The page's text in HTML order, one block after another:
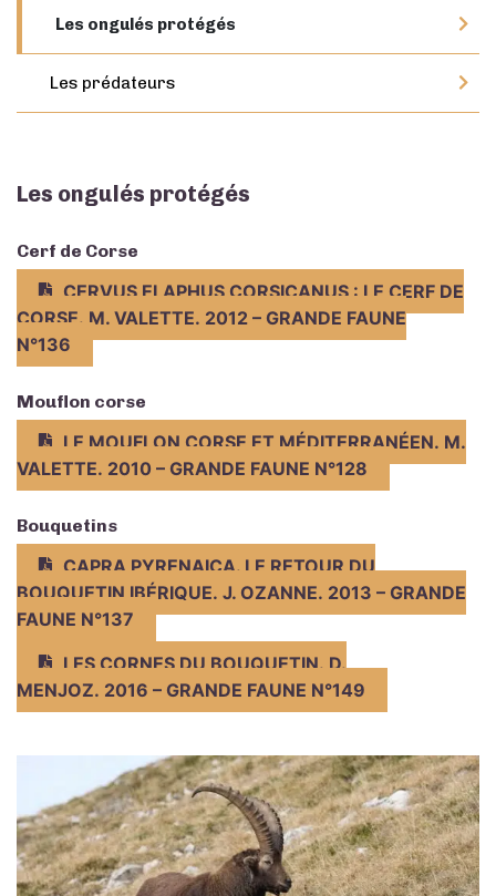
Les ongulés protégés
Cerf de Corse
CERVUS ELAPHUS CORSICANUS : LE CERF DE
CORSE. M. VALETTE. 2012 – GRANDE FAUNE
N°136
Mouflon corse
LE MOUFLON CORSE ET MÉDITERRANÉEN. M.
VALETTE. 2010 – GRANDE FAUNE N°128
Bouquetins
CAPRA PYRENAICA. LE RETOUR DU
BOUQUETIN IBÉRIQUE. J. OZANNE. 2013 – GRANDE
FAUNE N°137
LES CORNES DU BOUQUETIN. D.
MENJOZ. 2016 – GRANDE FAUNE N°149
Les ongulés protégés
Les prédateurs